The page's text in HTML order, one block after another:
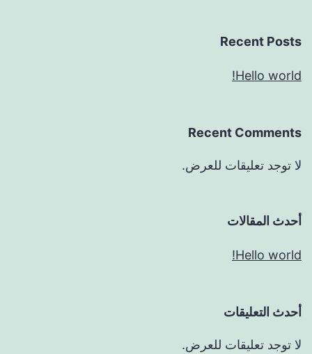
Recent Posts
Hello world!
Recent Comments
لا توجد تعليقات للعرض.
أحدث المقالات
Hello world!
أحدث التعليقات
لا توجد تعليقات للعرض.